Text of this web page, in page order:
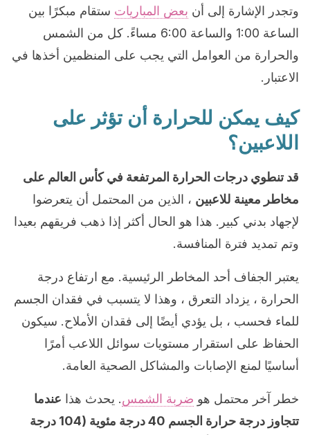
وتجدر الإشارة إلى أن بعض المباريات ستقام مبكرًا بين
الساعة 1:00 والساعة 6:00 مساءً. كل من الشمس
والحرارة من العوامل التي يجب على المنظمين أخذها في
الاعتبار.
كيف يمكن للحرارة أن تؤثر على
اللاعبين؟
قد تنطوي درجات الحرارة المرتفعة في كأس العالم على
مخاطر معينة للاعبين ، الذين من المحتمل أن يتعرضوا
لإجهاد بدني كبير. هذا هو الحال أكثر إذا ذهب فريقهم بعيدا
وتم تمديد فترة المنافسة.
يعتبر الجفاف أحد المخاطر الرئيسية. مع ارتفاع درجة
الحرارة ، يزداد التعرق ، وهذا لا يتسبب في فقدان الجسم
للماء فحسب ، بل يؤدي أيضًا إلى فقدان الأملاح. سيكون
الحفاظ على استقرار مستويات سوائل اللاعب أمرًا
أساسيًا لمنع الإصابات والمشاكل الصحية العامة.
خطر آخر محتمل هو ضربة الشمس. يحدث هذا عندما
تتجاوز درجة حرارة الجسم 40 درجة مئوية (104 درجة